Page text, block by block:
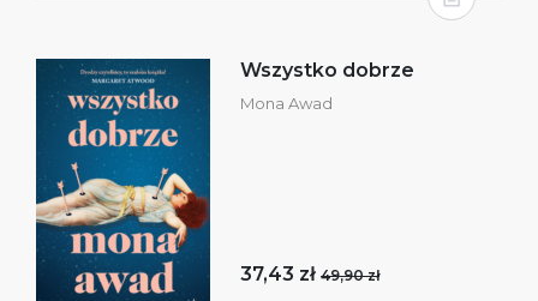
Wszystko dobrze
Mona Awad
37,43 zł 49,90 zł